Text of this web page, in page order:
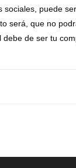
sociales, puede
será, que no
debe de ser tu